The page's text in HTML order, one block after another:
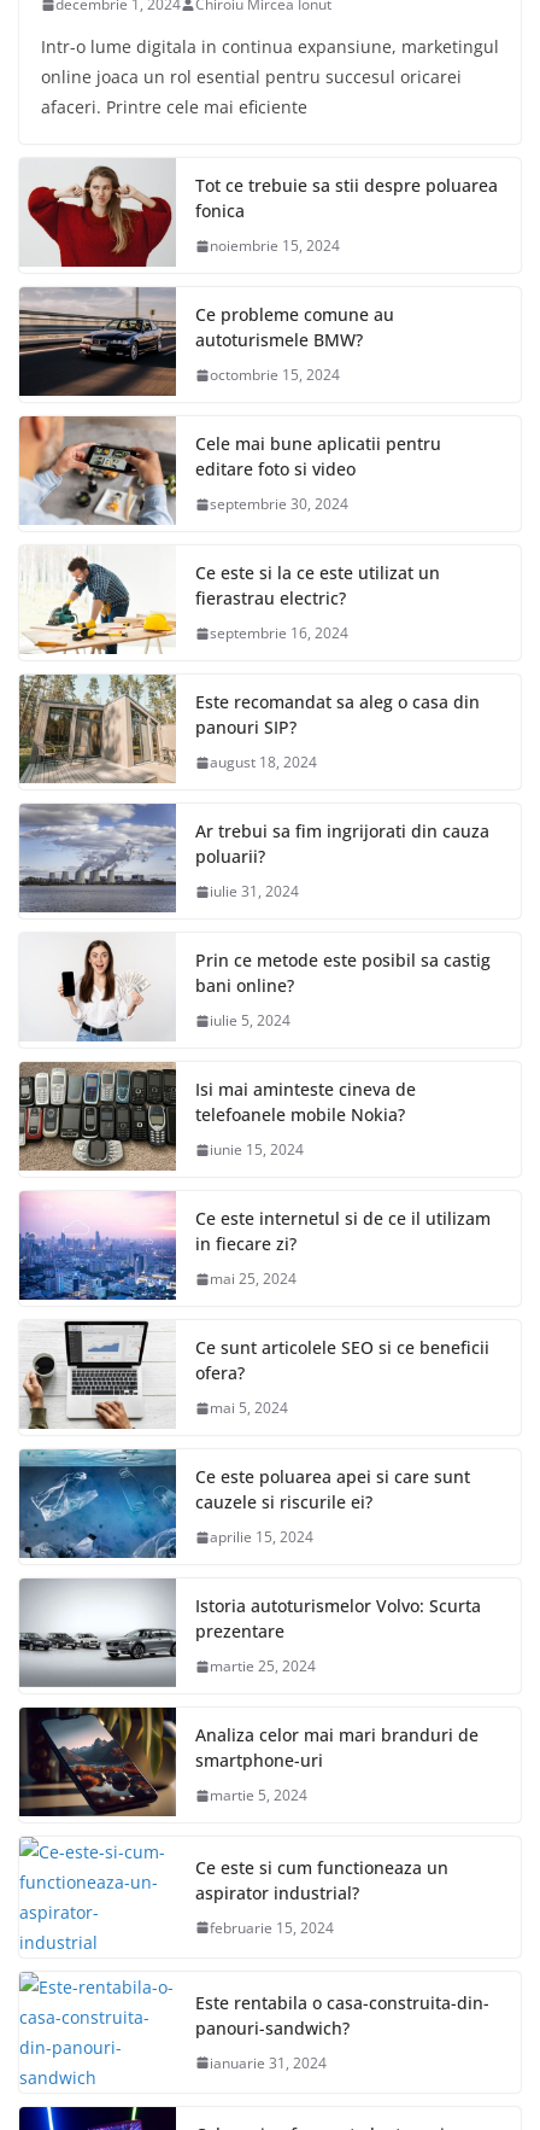
decembrie 1, 2024 Chiroiu Mircea Ionut
Intr-o lume digitala in continua expansiune, marketingul
online joaca un rol esential pentru succesul oricarei
afaceri. Printre cele mai eficiente
Tot ce trebuie sa stii despre poluarea
fonica
noiembrie 15, 2024
Ce probleme comune au
autoturismele BMW?
octombrie 15, 2024
Cele mai bune aplicatii pentru
editare foto si video
septembrie 30, 2024
Ce este si la ce este utilizat un
fierastrau electric?
septembrie 16, 2024
Este recomandat sa aleg o casa din
panouri SIP?
august 18, 2024
Ar trebui sa fim ingrijorati din cauza
poluarii?
iulie 31, 2024
Prin ce metode este posibil sa castig
bani online?
iulie 5, 2024
Isi mai aminteste cineva de
telefoanele mobile Nokia?
iunie 15, 2024
Ce este internetul si de ce il utilizam
in fiecare zi?
mai 25, 2024
Ce sunt articolele SEO si ce beneficii
ofera?
mai 5, 2024
Ce este poluarea apei si care sunt
cauzele si riscurile ei?
aprilie 15, 2024
Istoria autoturismelor Volvo: Scurta
prezentare
martie 25, 2024
Analiza celor mai mari branduri de
smartphone-uri
martie 5, 2024
Ce este si cum functioneaza un
aspirator industrial?
februarie 15, 2024
Este rentabila o casa-construita-din-
panouri-sandwich?
ianuarie 31, 2024